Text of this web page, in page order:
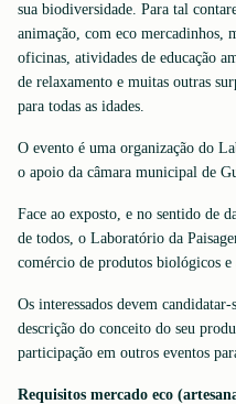
sua biodiversidade. Para tal
animação, com eco mercadinhos,
oficinas, atividades de educação
de relaxamento e muitas outras
para todas as idades.
O evento é uma organização do
o apoio da câmara municipal de
Face ao exposto, e no sentido de
de todos, o Laboratório da
comércio de produtos biológicos e
Os interessados devem
descrição do conceito do seu
participação em outros eventos
Requisitos mercado eco